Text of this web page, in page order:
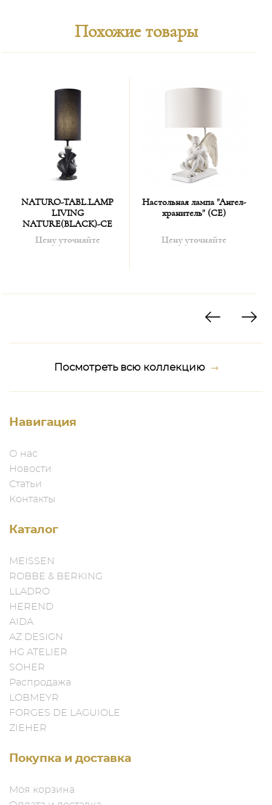
Похожие товары
NATURO-TABL.LAMP
LIVING
NATURE(BLACK)-CE
Цену уточняйте
Настольная лампа "Ангел-
хранитель" (CE)
Цену уточняйте
Посмотреть всю коллекцию
Навигация
О нас
Новости
Статьи
Контакты
Каталог
MEISSEN
ROBBE & BERKING
LLADRO
HEREND
AIDA
AZ DESIGN
HG ATELIER
SOHER
Распродажа
LOBMEYR
FORGES DE LAGUIOLE
ZIEHER
Покупка и доставка
Моя корзина